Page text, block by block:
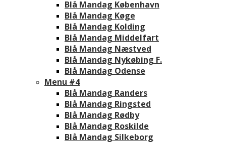
Blå Mandag København
Blå Mandag Køge
Blå Mandag Kolding
Blå Mandag Middelfart
Blå Mandag Næstved
Blå Mandag Nykøbing F.
Blå Mandag Odense
Menu #4
Blå Mandag Randers
Blå Mandag Ringsted
Blå Mandag Rødby
Blå Mandag Roskilde
Blå Mandag Silkeborg